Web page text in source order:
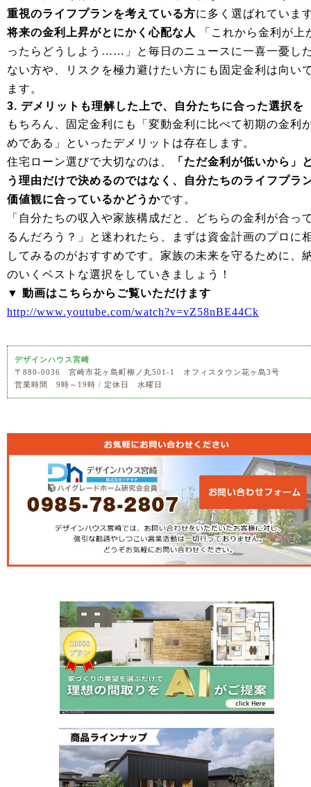
重視のライフプランを考えている方に多く選ばれていま
将来の金利上昇がとにかく心配な人
「これから金利が上
ったらどうしよう……」と毎日のニュースに一喜一憂し
ない方や、リスクを極力避けたい方にも固定金利は向い
ます。
3. デメリットも理解した上で、自分たちに合った選択を
もちろん、固定金利にも「変動金利に比べて初期の金利
めである」といったデメリットは存在します。
住宅ローン選びで大切なのは、
「ただ金利が低いから」
う理由だけで決めるのではなく、自分たちのライフプラ
価値観に合っているかどうかです。
「自分たちの収入や家族構成だと、どちらの金利が合っ
るんだろう？」と迷われたら、まずは資金計画のプロに
してみるのがおすすめです。家族の未来を守るために、
のいくベストな選択をしていきましょう！
▼ 動画はこちらからご覧いただけます
http://www.youtube.com/watch?v=vZ58nBE44Ck
デザインハウス宮崎
〒880-0036 宮崎市花ヶ島町柳ノ丸501-1 オフィスタウン花ヶ島3号
営業時間 9時～19時 / 定休日 水曜日